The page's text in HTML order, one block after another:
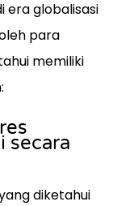
era globalisasi
para
memiliki
secara
diketahui